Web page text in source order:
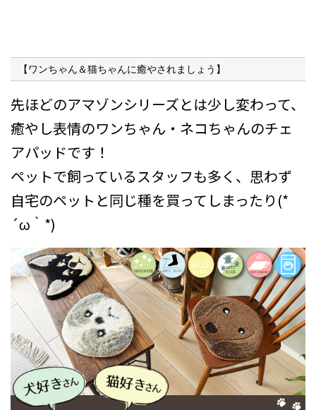
【ワンちゃん＆猫ちゃんに癒やされましょう】
先ほどのアマゾンシリーズとは少し変わって、
癒やし表情のワンちゃん・ネコちゃんのチェ
アパッドです！
ペットで飼っているスタッフも多く、思わず
自宅のペットと同じ種を買ってしまったり(*
´ω｀*)